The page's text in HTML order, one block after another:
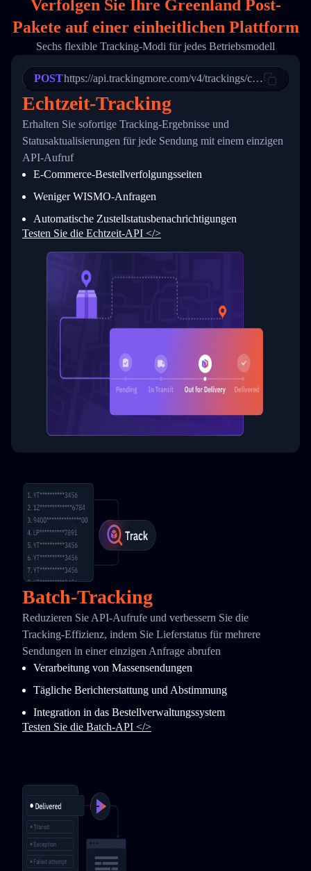
17
19
20
21
22
23
24
25
27
28
29
31
32
33
34
        "weblink": "",
        "phone": null,
        "trackinfo": [
          {
            "Date": "2017-03-08 04: 22: 00",
"StatusDescription": "Departed
"Details": "Departed Facility
          },
          {
            "Date": "2017-03-06 15:28:00",
"StatusDescription": "Shipment
"Details": "BEIJING-
          }
      }
    ]
  }
}
Verfolgen Sie Ihre Greenland Post-
Pakete aufeinereinheitlichen Plattform
Sechs flexible Tracking-Modi für jedes Betriebsmodell
POSThttps://api.trackingmore.com/v4/trackings/create
Echtzeit-Tracking
Erhalten Sie sofortige Tracking-Ergebnisse und
Statusaktualisierungen für jede Sendung mit einem einzigen
API-Aufruf
E-Commerce-Bestellverfolgungsseiten
Weniger WISMO-Anfragen
Automatische Zustellstatusbenachrichtigungen
Testen Sie die Echtzeit-API </>
Batch-Tracking
Reduzieren Sie API-Aufrufe und verbessern Sie die
Tracking-Effizienz, indem Sie Lieferstatus für mehrere
Sendungen in einer einzigen Anfrage abrufen
Verarbeitung von Massensendungen
Tägliche Berichterstattung und Abstimmung
Integration in das Bestellverwaltungssystem
Testen Sie die Batch-API </>